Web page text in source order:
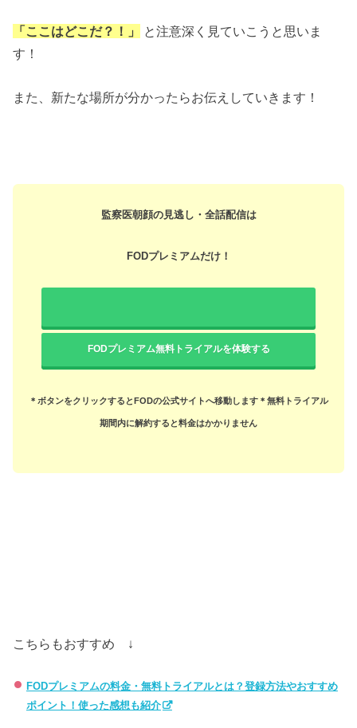
「ここはどこだ？！」
と注意深く見ていこうと思いま
す！
また、新たな場所が分かったらお伝えしていきます！
監察医朝顔の見逃し・全話配信は
FODプレミアムだけ！
FODプレミアム無料トライアルを体験する
＊ボタンをクリックするとFODの公式サイトへ移動します ＊無料トライアル
期間内に解約すると料金はかかりません
こちらもおすすめ ↓
FODプレミアムの料金・無料トライアルとは？登録方法やおすすめ
ポイント！使った感想も紹介